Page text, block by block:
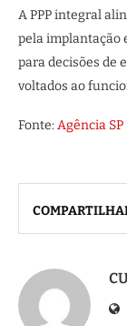
A PPP integral
pela implantação
para decisões de
voltados ao
Fonte: Agência SP